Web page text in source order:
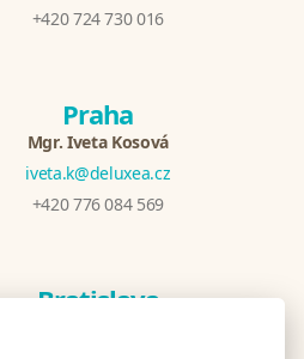
+420 724 730 016
Praha
Mgr. Iveta Kosová
iveta.k@deluxea.cz
+420 776 084 569
Bratislava